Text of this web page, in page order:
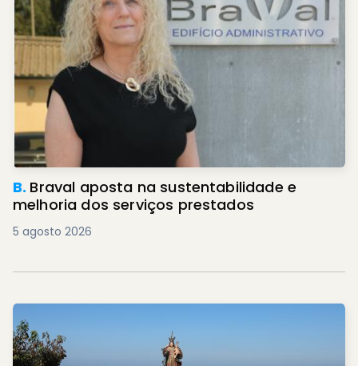
B. Braval aposta na sustentabilidade e
melhoria dos serviços prestados
5 agosto 2026